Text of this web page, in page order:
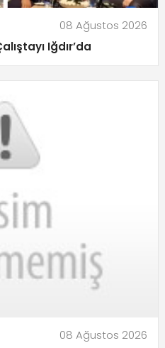
08 Ağustos 2026
Iğdır’da
08 Ağustos 2026